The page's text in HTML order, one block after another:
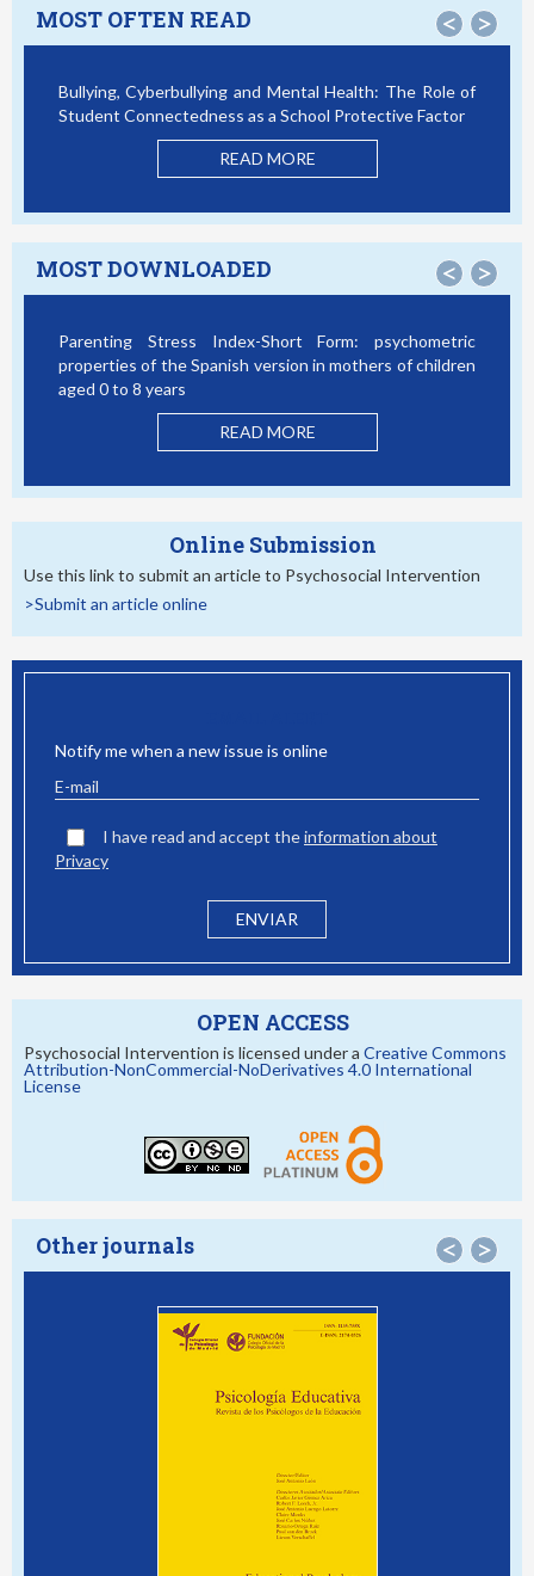
MOST OFTEN READ < >
Cyberbullying and Mental Health: The Role of
Connectedness as a School Protective Factor
READ MORE
MOST DOWNLOADED < >
Stress Index-Short Form: psychometric
of the Spanish version in mothers of children
0 to 8 years
READ MORE
Online Submission
Use this link to submit an article to Psychosocial Intervention
>Submit an article online
Notify me when a new issue is online
I have read and accept theinformation about
Privacy
OPEN ACCESS
Psychosocial Intervention is licensed under a Creative Commons
Attribution-NonCommercial-NoDerivatives 4.0 International
License
Other journals < >